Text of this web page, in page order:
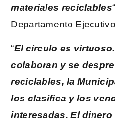
materiales reciclables
Departamento
“El círculo es
colaboran y se
reciclables, la
los clasifica y los
interesadas. El dinero